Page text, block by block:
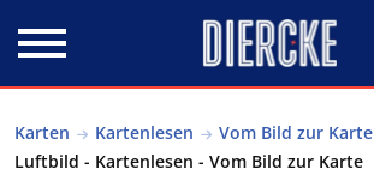
Karten Kartenlesen Vom Bild zur Karte
Luftbild - Kartenlesen - Vom Bild zur Karte